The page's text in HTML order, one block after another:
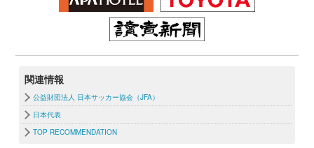
関連情報
公益財団法人 日本サッカー協会（JFA）
日本代表
TOP RECOMMENDATION